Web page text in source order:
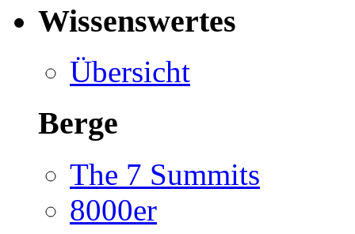
Wissenswertes
Übersicht
Berge
The 7 Summits
8000er